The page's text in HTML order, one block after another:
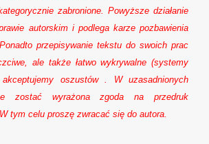
zabronione. Powyższe działanie
autorskim i podlega karze pozbawienia
przepisywanie tekstu do swoich prac
ale także łatwo wykrywalne (systemy
oszustów
. W uzasadnionych
zostać wyrażona zgoda na przedruk
tym celu proszę zwracać się do autora.